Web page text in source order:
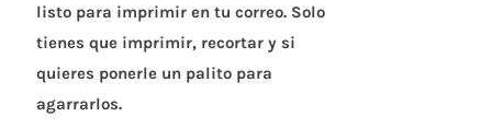
listo para imprimir en tu correo. Solo
tienes que imprimir, recortar y si
quieres ponerle un palito para
agarrarlos.